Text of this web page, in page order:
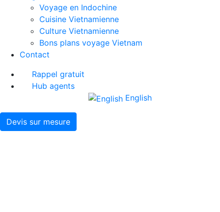
Voyage en Indochine
Cuisine Vietnamienne
Culture Vietnamienne
Bons plans voyage Vietnam
Contact
Rappel gratuit
Hub agents
English
Devis sur mesure